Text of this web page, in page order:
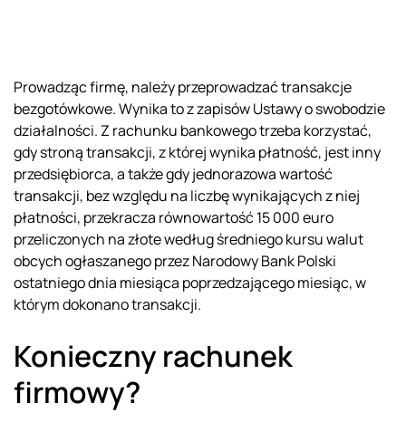
Prowadząc firmę, należy przeprowadzać transakcje
bezgotówkowe. Wynika to z zapisów Ustawy o swobodzie
działalności. Z rachunku bankowego trzeba korzystać,
gdy stroną transakcji, z której wynika płatność, jest inny
przedsiębiorca, a także gdy jednorazowa wartość
transakcji, bez względu na liczbę wynikających z niej
płatności, przekracza równowartość 15 000 euro
przeliczonych na złote według średniego kursu walut
obcych ogłaszanego przez Narodowy Bank Polski
ostatniego dnia miesiąca poprzedzającego miesiąc, w
którym dokonano transakcji.
Konieczny rachunek
firmowy?